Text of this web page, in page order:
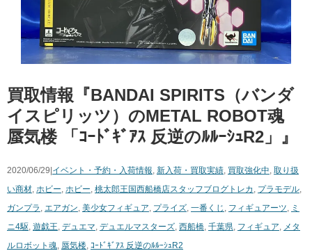
買取情報『BANDAI ​SPIRITS（バンダ
イスピリッツ）のMETAL ​ROBOT魂 ​
蜃気楼 ​「ｺｰﾄﾞｷﾞｱｽ ​反逆のﾙﾙｰｼｭR2」』
2020/06/29|イベント・予約・入荷情報 新入荷・買取実績 買取強化中 取り扱
い商材 ホビー ホビー 桃太郎王国西船橋店スタッフブログ トレカ プラモデル
ガンプラ
エアガン 美少女フィギュア プライズ 一番くじ フィギュアーツ
ミ
ニ4駆 遊戯王 デュエマ デュエルマスターズ 西船橋 千葉県 フィギュア
メタ
ルロボット魂 蜃気楼 ｺｰﾄﾞｷﾞｱｽ ​反逆のﾙﾙｰｼｭR2